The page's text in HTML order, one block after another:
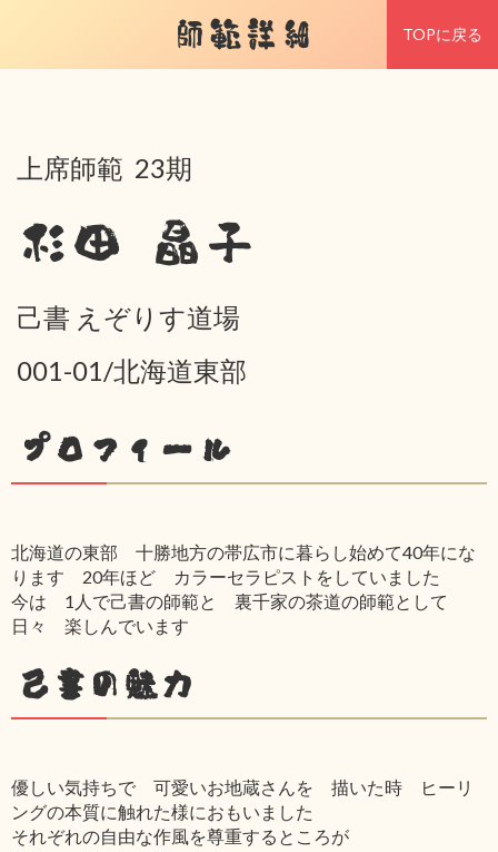
師範詳細 TOPに戻る
上席師範 23期
杉田 晶子
己書 えぞりす道場
001-01/北海道東部
プロフィール
北海道の東部 十勝地方の帯広市に暮らし始めて40年にな
ります 20年ほど カラーセラピストをしていました
今は 1人で己書の師範と 裏千家の茶道の師範として
日々 楽しんでいます
己書の魅力
優しい気持ちで 可愛いお地蔵さんを 描いた時 ヒーリ
ングの本質に触れた様におもいました
それぞれの自由な作風を尊重するところが